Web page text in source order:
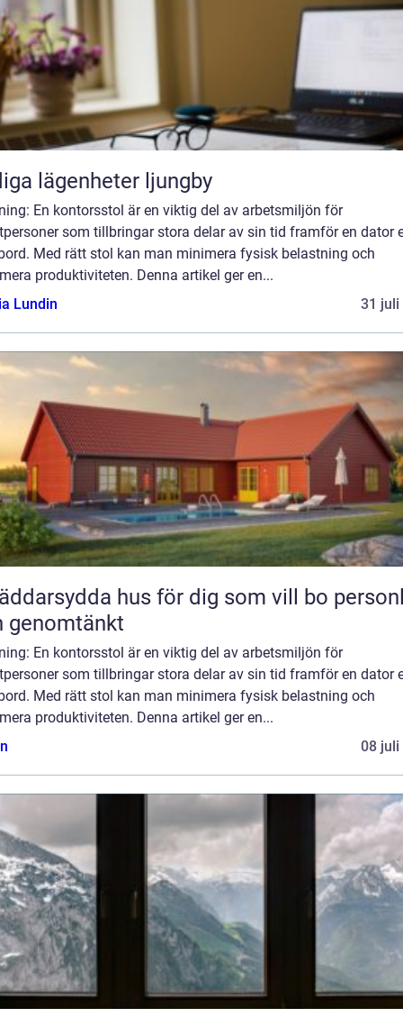
lägenheter ljungby
En kontorsstol är en viktig del av arbetsmiljön för
som tillbringar stora delar av sin tid framför en dator
Med rätt stol kan man minimera fysisk belastning och
produktiviteten. Denna artikel ger en...
Lundin
31 juli
hus för dig som vill bo
genomtänkt
En kontorsstol är en viktig del av arbetsmiljön för
som tillbringar stora delar av sin tid framför en dator
Med rätt stol kan man minimera fysisk belastning och
produktiviteten. Denna artikel ger en...
08 juli